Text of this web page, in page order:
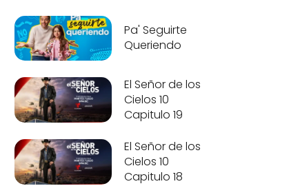
Pa' Seguirte
Queriendo
El Señor de los
Cielos 10
Capitulo 19
El Señor de los
Cielos 10
Capitulo 18